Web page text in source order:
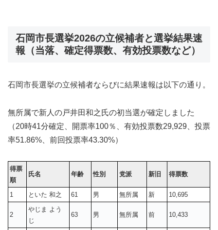
石岡市長選挙2026の立候補者と選挙結果速
報（当落、確定得票数、有効投票数など）
石岡市長選挙の立候補者ならびに結果速報は以下の通り。
無所属で新人の戸井田和之氏の初当選が確定しました
（20時41分確定、開票率100％、有効投票数29,929 、投票
率51.86%、前回投票率43.30%）
得票
順
氏名 年齢 性別 党派 新旧 得票数
1 といた 和之 61 男 無所属 新 10,695
2
やじま よう
じ
63 男 無所属 前 10,433